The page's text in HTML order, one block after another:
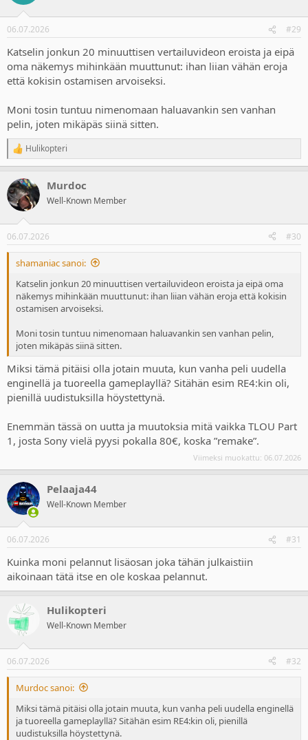
s
06.07.2026 #29
Katselin jonkun 20 minuuttisen vertailuvideon eroista ja eipä
oma näkemys mihinkään muuttunut: ihan liian vähän eroja
että kokisin ostamisen arvoiseksi.
Moni tosin tuntuu nimenomaan haluavankin sen vanhan
pelin, joten mikäpäs siinä sitten.
R
e
c
t
i
s
:
Hulikopteri
Murdoc
Well-Known Member
06.07.2026 #30
shamaniac sanoi:
Katselin jonkun 20 minuuttisen vertailuvideon eroista ja eipä oma
näkemys mihinkään muuttunut: ihan liian vähän eroja että kokisin
ostamisen arvoiseksi.
Moni tosin tuntuu nimenomaan haluavankin sen vanhan pelin,
joten mikäpäs siinä sitten.
Miksi tämä pitäisi olla jotain muuta, kun vanha peli uudella
enginellä ja tuoreella gameplayllä? Sitähän esim RE4:kin oli,
pienillä uudistuksilla höystettynä.
Enemmän tässä on uutta ja muutoksia mitä vaikka TLOU Part
1, josta Sony vielä pyysi pokalla 80€, koska ”remake”.
Viimeksi muokattu: 06.07.2026
Pelaaja44
Well-Known Member
06.07.2026 #31
Kuinka moni pelannut lisäosan joka tähän julkaistiin
aikoinaan tätä itse en ole koskaa pelannut.
Hulikopteri
Well-Known Member
06.07.2026 #32
Murdoc sanoi:
Miksi tämä pitäisi olla jotain muuta, kun vanha peli uudella enginellä
ja tuoreella gameplayllä? Sitähän esim RE4:kin oli, pienillä
uudistuksilla höystettynä.